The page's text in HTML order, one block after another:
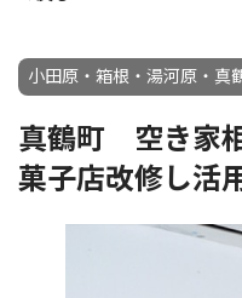
小田原・箱根・湯河原・真
真鶴町 空き家
菓子店改修し活